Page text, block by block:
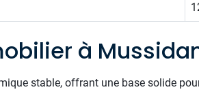
à
stable, offrant une base solide